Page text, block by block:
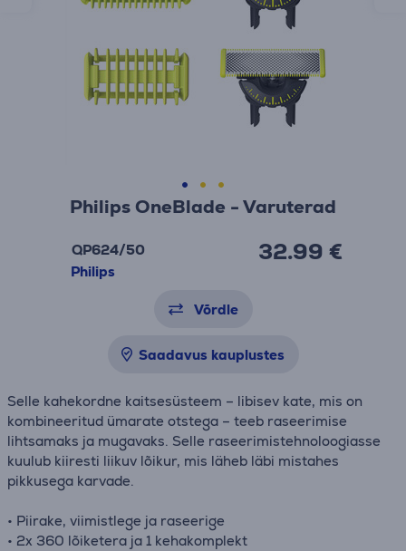
Philips OneBlade - Varuterad
QP624/50
Philips
32.99 €
Võrdle
Saadavus kauplustes
Selle kahekordne kaitsesüsteem – libisev kate, mis on
kombineeritud ümarate otstega – teeb raseerimise
lihtsamaks ja mugavaks. Selle raseerimistehnoloogiasse
kuulub kiiresti liikuv lõikur, mis läheb läbi mistahes
pikkusega karvade.
• Piirake, viimistlege ja raseerige
• 2x 360 lõiketera ja 1 kehakomplekt